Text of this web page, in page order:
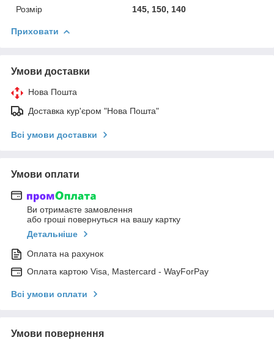
Розмір
145, 150, 140
Приховати
Умови доставки
Нова Пошта
Доставка кур'єром "Нова Пошта"
Всі умови доставки
Умови оплати
Ви отримаєте замовлення
або гроші повернуться на вашу картку
Детальніше
Оплата на рахунок
Оплата картою Visa, Mastercard - WayForPay
Всі умови оплати
Умови повернення